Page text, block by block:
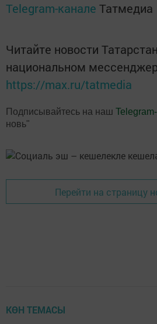
Telegram-канале Татмедиа
Читайте новости
национальном
https://max.ru/tatmedia
Подписывайтесь на наш
новь"
Перейти на страницу
КӨН ТЕМАСЫ